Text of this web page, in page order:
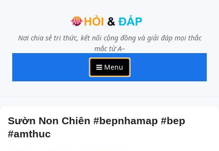
Nơi chia sẻ tri thức, kết nối cộng đồng và giải đáp mọi thắc
mắc từ A–
Menu
Sườn Non Chiên #bepnhamap #bep
#amthuc